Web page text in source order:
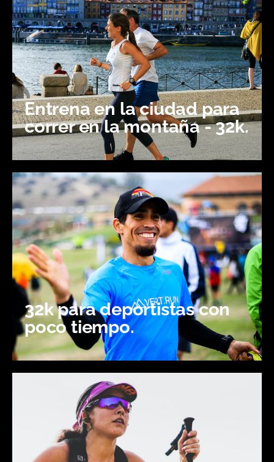
Entrena en la ciudad para
correr en la montaña - 32k.
32k para deportistas con
poco tiempo.